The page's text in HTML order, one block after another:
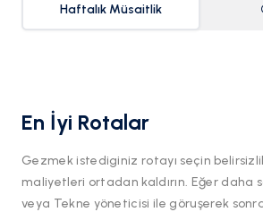
Haftalık Müsaitlik
En İyi Rotalar
Gezmek istediginiz rotayı seçin
maliyetleri ortadan kaldırın. Eğer daha
veya Tekne yöneticisi ile göruşerek